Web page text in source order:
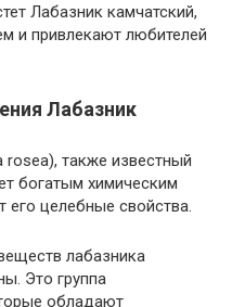
Лабазник камчатский,
и привлекают любителей
Лабазник
rosea), также известный
богатым химическим
его целебные свойства.
лабазника
Это группа
обладают